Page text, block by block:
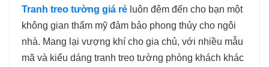
Tranh treo tường giá rẻ luôn đêm đến cho bạn một
không gian thẩm mỹ đảm bảo phong thủy cho ngôi
nhà. Mang lại vượng khí cho gia chủ, với nhiều mẫu
mã và kiểu dáng tranh treo tường phòng khách khác